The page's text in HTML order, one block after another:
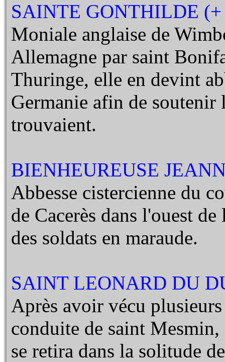
SAINTE GONTHILDE (+
Moniale anglaise de
Allemagne par saint
Thuringe, elle en devint
Germanie afin de soutenir
trouvaient.
BIENHEUREUSE
Abbesse cistercienne du
de Cacerès dans l'ouest
des soldats en maraude.
SAINT LEONARD DU
Après avoir vécu
conduite de saint
se retira dans la solitude